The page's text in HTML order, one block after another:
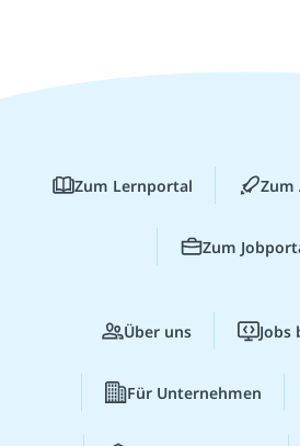
Zum Lernportal Zum
Zum
Über uns Jobs
Für Unternehmen